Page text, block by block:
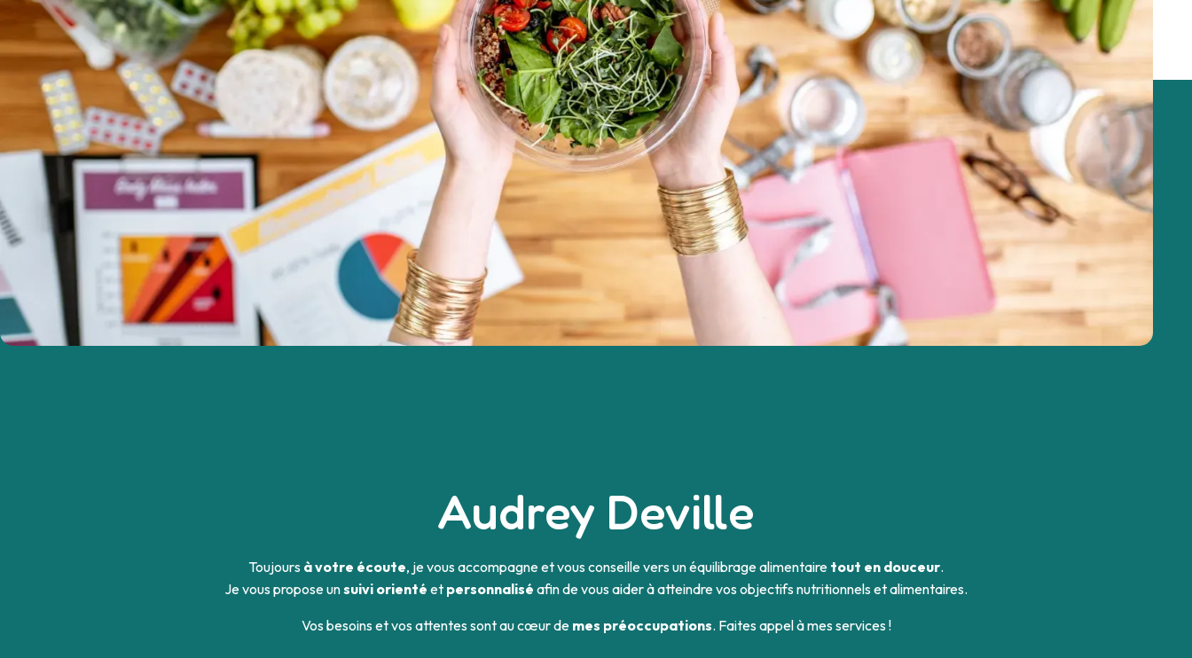
Audrey Deville
Toujours à votre écoute, je vous accompagne et vous conseille vers un équilibrage alimentaire tout en douceur.
Je vous propose unsuivi orienté et personnalisé afin de vous aider à atteindre vos objectifs nutritionnels et alimentaires.
Vos besoins et vos attentes sont au cœur de mes préoccupations. Faites appel à mes services !